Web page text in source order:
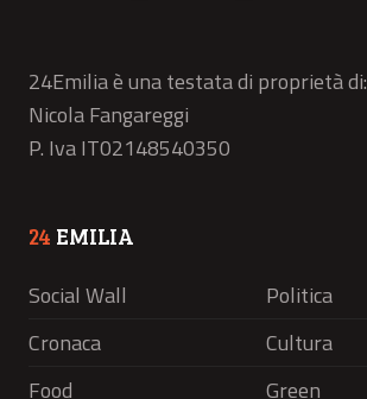
24Emilia è una testata di proprietà di:
Nicola Fangareggi
P. Iva IT02148540350
24 EMILIA
Social Wall
Politica
Cronaca
Cultura
Food
Green